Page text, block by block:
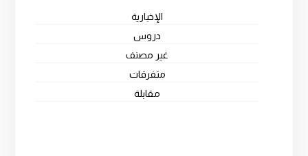
الإخبارية
دروس
غير مصنف
متفرقات
مقابلة